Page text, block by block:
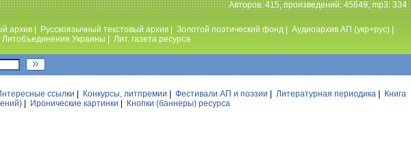
Авторов: 415, произведений: 45649, mp3: 334
архив Русскоязычный текстовый архив Золотой поэтический фонд Аудиоархив АП (укр+рус)
Литобъединения Украины Лит. газета ресурса
ссылки Конкурсы, литпремии Фестивали АП и поэзии Литературная периодика
Книга
Иронические картинки Кнопки (баннеры) ресурса